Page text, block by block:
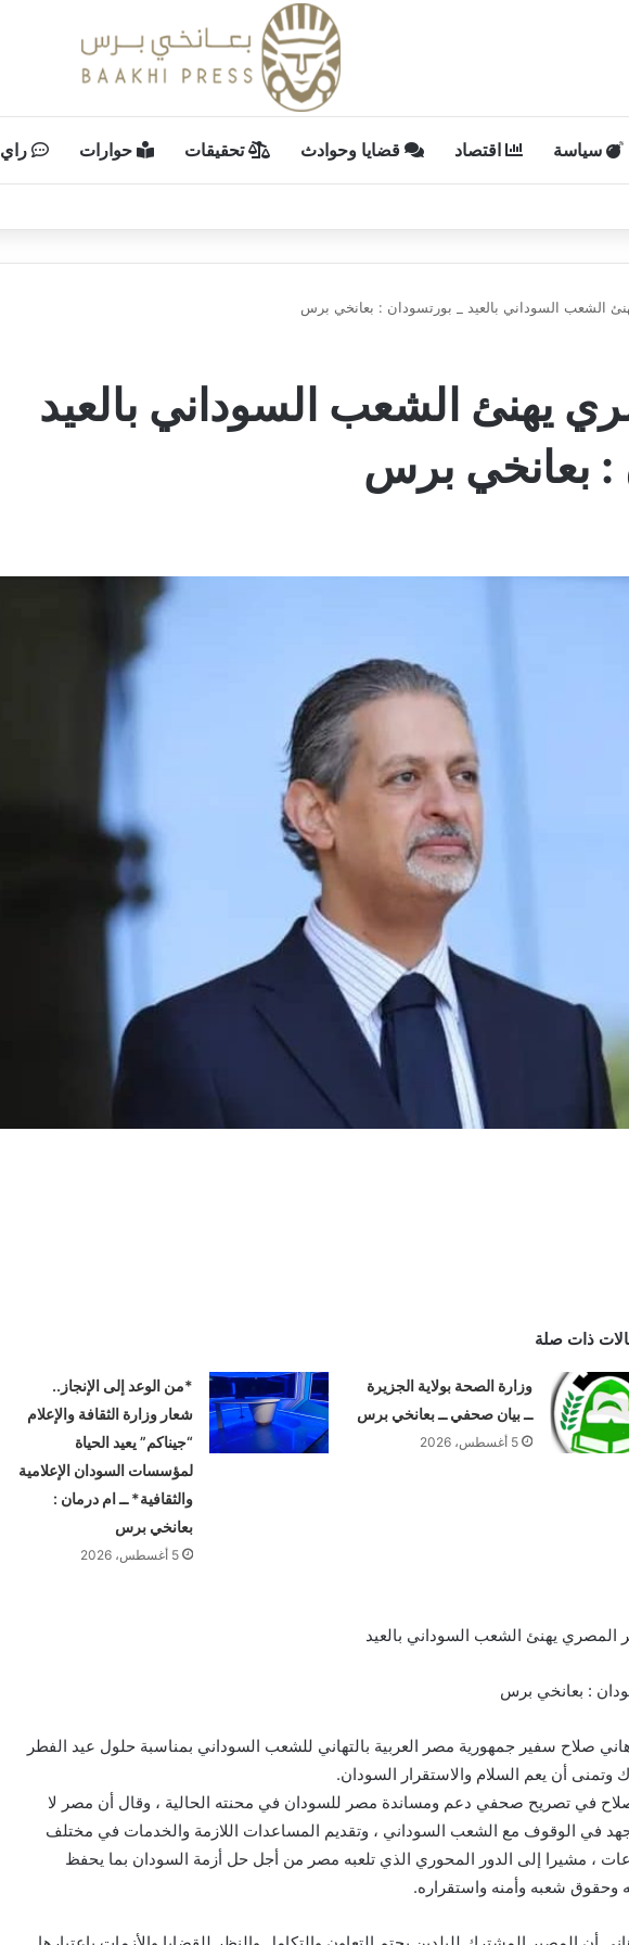
سياسة اقتصاد قضايا وحوادث تحقيقات حوارات راي
الشعب السوداني بالعيد _ بورتسودان : بعانخي برس
يهنئ الشعب السوداني بالعيد
: بعانخي برس
ذات صلة
وزارة الصحة بولاية الجزيرة
ــ بيان صحفي ــ بعانخي برس
5 أغسطس، 2026
*من الوعد إلى الإنجاز..
شعار وزارة الثقافة والإعلام
“جيناكم” يعيد الحياة
لمؤسسات السودان الإعلامية
والثقافية* ــ ام درمان :
بعانخي برس
5 أغسطس، 2026
المصري يهنئ الشعب السوداني بالعيد
: بعانخي برس
صلاح سفير جمهورية مصر العربية بالتهاني للشعب السوداني بمناسبة حلول عيد الفطر
وتمنى أن يعم السلام والاستقرار السودان.
في تصريح صحفي دعم ومساندة مصر للسودان في محنته الحالية ، وقال أن مصر لا
في الوقوف مع الشعب السوداني ، وتقديم المساعدات اللازمة والخدمات في مختلف
، مشيرا إلى الدور المحوري الذي تلعبه مصر من أجل حل أزمة السودان بما يحفظ
وحقوق شعبه وأمنه واستقراره.